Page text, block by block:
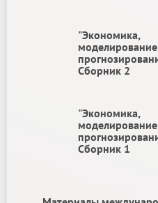
"Экономика,
Сборник 2
"Экономика,
Сборник 1